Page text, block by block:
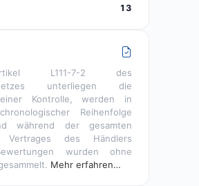
13
L111-7-2 des
unterliegen die
Kontrolle, werden in
Reihenfolge
während der gesamten
des Händlers
wurden ohne
Mehr erfahren…